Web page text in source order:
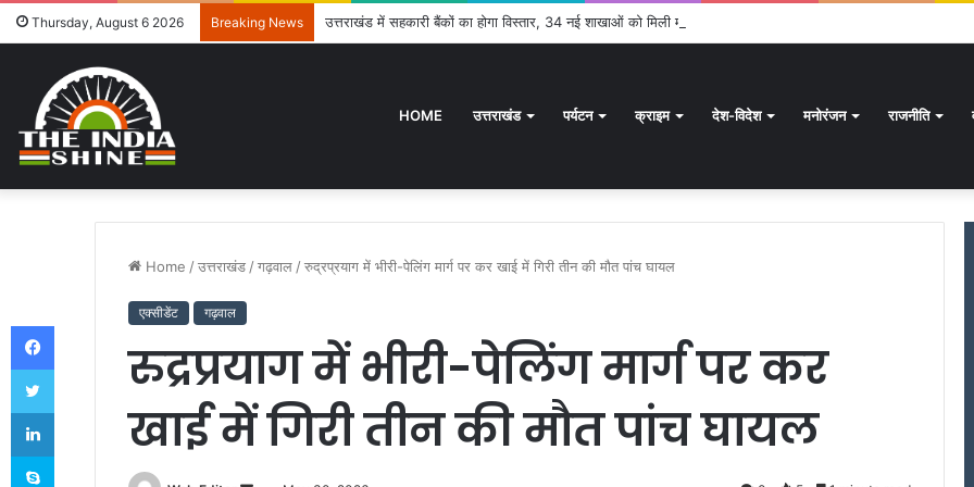
Thursday, August 6 2026 Breaking News उत्तराखंड में सहकारी बैंकों का होगा विस्तार, 34 नई शाखाओं को मिली मंजूरी
HOME उत्तराखंड पर्यटन क्राइम देश-विदेश मनोरंजन राजनीति
Home /उत्तराखंड /गढ़वाल /रुद्रप्रयाग में भीरी-पेलिंग मार्ग पर कर खाई में गिरी तीन की मौत पांच घायल
एक्सीडेंट गढ़वाल
रुद्रप्रयाग में भीरी-पेलिंग मार्ग पर कर
खाई में गिरी तीन की मौत पांच घायल